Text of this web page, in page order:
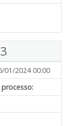
01/2024 00:00